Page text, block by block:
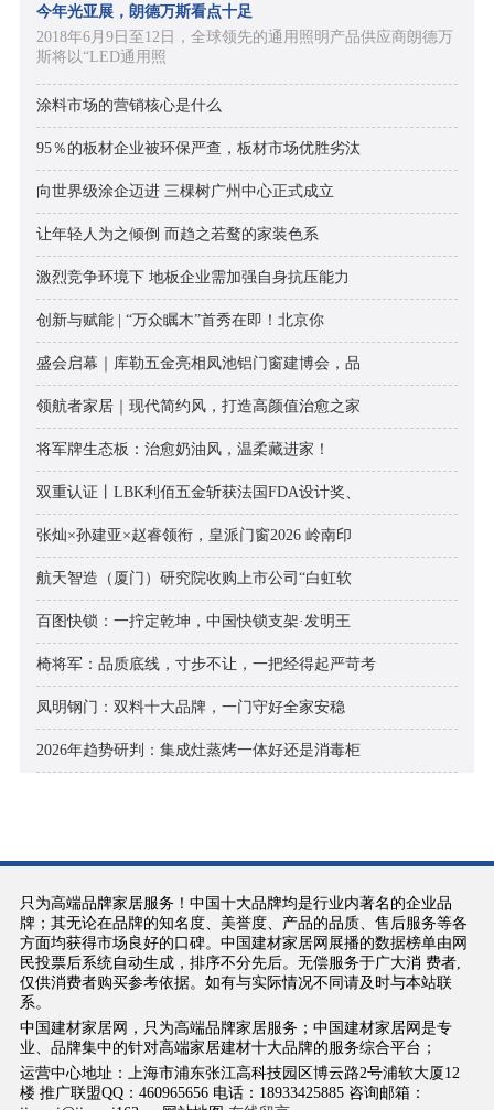
今年光亚展，朗德万斯看点十足
2018年6月9日至12日，全球领先的通用照明产品供应商朗德万
斯将以“LED通用照
涂料市场的营销核心是什么
95％的板材企业被环保严查，板材市场优胜劣汰
向世界级涂企迈进 三棵树广州中心正式成立
让年轻人为之倾倒 而趋之若鹜的家装色系
激烈竞争环境下 地板企业需加强自身抗压能力
创新与赋能 | “万众瞩木”首秀在即！北京你
盛会启幕｜库勒五金亮相凤池铝门窗建博会，品
领航者家居｜现代简约风，打造高颜值治愈之家
将军牌生态板：治愈奶油风，温柔藏进家！
双重认证丨LBK利佰五金斩获法国FDA设计奖、
张灿×孙建亚×赵睿领衔，皇派门窗2026 岭南印
航天智造（厦门）研究院收购上市公司“白虹软
百图快锁：一拧定乾坤，中国快锁支架·发明王
椅将军：品质底线，寸步不让，一把经得起严苛考
凤明钢门：双料十大品牌，一门守好全家安稳
2026年趋势研判：集成灶蒸烤一体好还是消毒柜
只为高端品牌家居服务！中国十大品牌均是行业内著名的企业品
牌；其无论在品牌的知名度、美誉度、产品的品质、售后服务等各
方面均获得市场良好的口碑。中国建材家居网展播的数据榜单由网
民投票后系统自动生成，排序不分先后。无偿服务于广大消 费者,
仅供消费者购买参考依据。如有与实际情况不同请及时与本站联
系。
中国建材家居网，只为高端品牌家居服务；中国建材家居网是专
业、品牌集中的针对高端家居建材十大品牌的服务综合平台；
运营中心地址：上海市浦东张江高科技园区博云路2号浦软大厦12
楼 推广联盟QQ：460965656 电话：18933425885 咨询邮箱：